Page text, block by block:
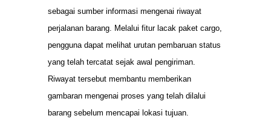
sebagai sumber informasi mengenai riwayat
perjalanan barang. Melalui fitur lacak paket cargo,
pengguna dapat melihat urutan pembaruan status
yang telah tercatat sejak awal pengiriman.
Riwayat tersebut membantu memberikan
gambaran mengenai proses yang telah dilalui
barang sebelum mencapai lokasi tujuan.